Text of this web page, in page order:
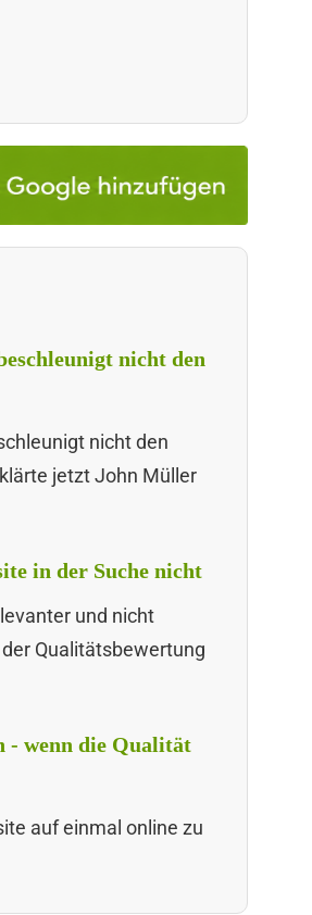
nicht den
nicht den
jetzt John Müller
in der Suche nicht
und nicht
Qualitätsbewertung
- wenn die Qualität
auf einmal online zu